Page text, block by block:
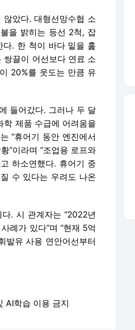
았다. 대형선망수협 소
을 밝히는 등선 2척, 잡
. 한 척이 바다 밑을 훑
끌이 어선보다 연료 소
20%를 웃도는 만큼 유
들어갔다. 그러나 두 달
제품 수급에 어려움을
“휴어기 동안 엔진에서
”이라며 “조업용 로프와
하소연했다. 휴어기 중
수 있다는 우려도 나온
. 시 관계자는 “2022년
례가 있다”며 “현재 5억
발유 사용 연안어선부터
학습 이용 금지